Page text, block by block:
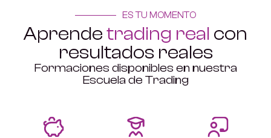
ES TU MOMENTO
Aprendetrading real con
resultados reales
Formaciones disponibles en nuestra
Escuela de Trading